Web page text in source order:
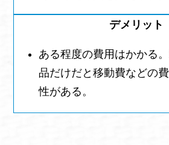
ある程度の費用はかかる
品だけだと移動費などの
性がある。